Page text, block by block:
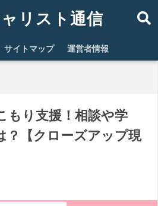
リスト通信
サイトマップ 運営者情報
もり支援！相談や学
？【クローズアップ現